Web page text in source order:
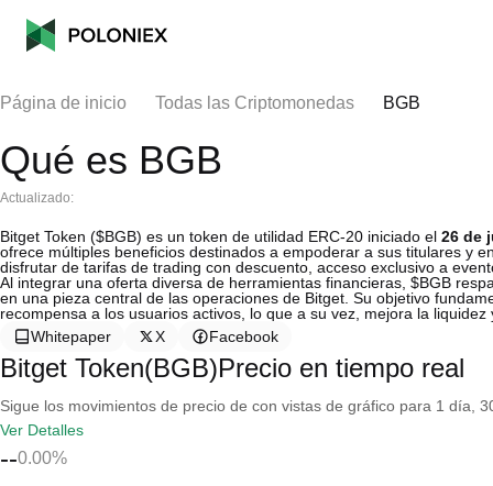
Página de inicio Todas las Criptomonedas BGB
Qué es BGB
Actualizado:
Bitget Token ($BGB) es un token de utilidad ERC-20 iniciado el 26 de
ofrece múltiples beneficios destinados a empoderar a sus titulares y
disfrutar de tarifas de trading con descuento, acceso exclusivo a
Al integrar una oferta diversa de herramientas financieras, $BGB
en una pieza central de las operaciones de Bitget. Su objetivo
recompensa a los usuarios activos, lo que a su vez, mejora la
Whitepaper
X Facebook
Bitget Token(BGB)Precio en tiempo real
Sigue los movimientos de precio de con vistas de gráfico para 1 día,
Ver Detalles
--0.00%